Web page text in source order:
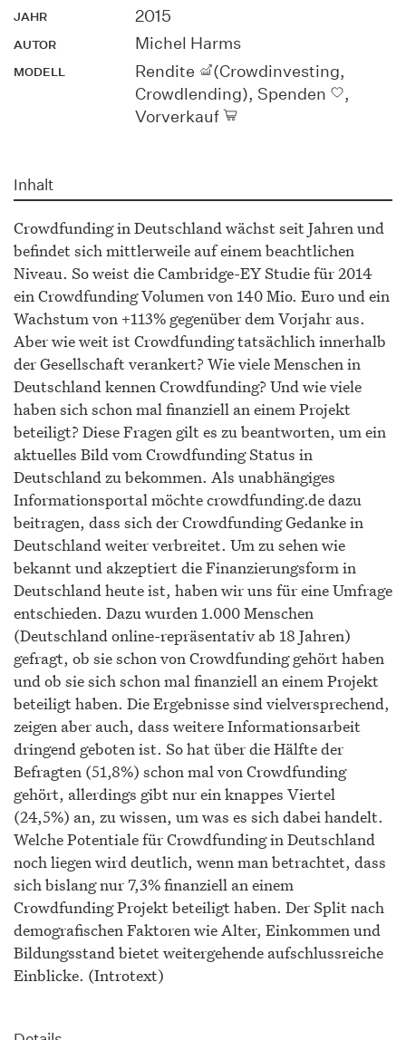
JAHR 2015
AUTOR Michel Harms
MODELL Rendite
(Crowdinvesting,
Crowdlending), Spenden
,
Vorverkauf
Inhalt
Crowdfunding in Deutschland wächst seit Jahren und
befindet sich mittlerweile auf einem beachtlichen
Niveau. So weist die Cambridge-EY Studie für 2014
ein Crowdfunding Volumen von 140 Mio. Euro und ein
Wachstum von +113% gegenüber dem Vorjahr aus.
Aber wie weit ist Crowdfunding tatsächlich innerhalb
der Gesellschaft verankert? Wie viele Menschen in
Deutschland kennen Crowdfunding? Und wie viele
haben sich schon mal finanziell an einem Projekt
beteiligt? Diese Fragen gilt es zu beantworten, um ein
aktuelles Bild vom Crowdfunding Status in
Deutschland zu bekommen. Als unabhängiges
Informationsportal möchte crowdfunding.de dazu
beitragen, dass sich der Crowdfunding Gedanke in
Deutschland weiter verbreitet. Um zu sehen wie
bekannt und akzeptiert die Finanzierungsform in
Deutschland heute ist, haben wir uns für eine Umfrage
entschieden. Dazu wurden 1.000 Menschen
(Deutschland online-repräsentativ ab 18 Jahren)
gefragt, ob sie schon von Crowdfunding gehört haben
und ob sie sich schon mal finanziell an einem Projekt
beteiligt haben. Die Ergebnisse sind vielversprechend,
zeigen aber auch, dass weitere Informationsarbeit
dringend geboten ist. So hat über die Hälfte der
Befragten (51,8%) schon mal von Crowdfunding
gehört, allerdings gibt nur ein knappes Viertel
(24,5%) an, zu wissen, um was es sich dabei handelt.
Welche Potentiale für Crowdfunding in Deutschland
noch liegen wird deutlich, wenn man betrachtet, dass
sich bislang nur 7,3% finanziell an einem
Crowdfunding Projekt beteiligt haben. Der Split nach
demografischen Faktoren wie Alter, Einkommen und
Bildungsstand bietet weitergehende aufschlussreiche
Einblicke. (Introtext)